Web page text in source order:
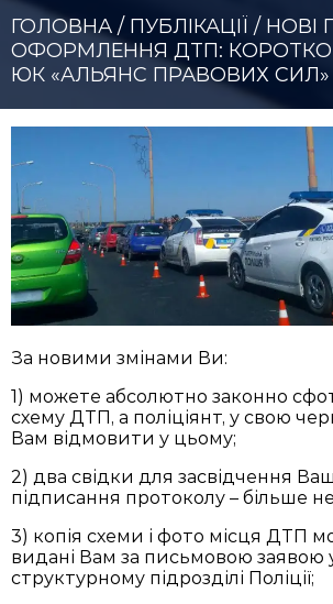
ГОЛОВНА / ПУБЛІКАЦІЇ / НОВІ
ОФОРМЛЕННЯ ДТП: КОРОТКО
ЮК «АЛЬЯНС ПРАВОВИХ СИЛ»
За новими змінами Ви:
1) можете абсолютно законно
схему ДТП, а поліціянт, у свою
Вам відмовити у цьому;
2) два свідки для засвідчення
підписання протоколу – більше не
3) копія схеми і фото місця ДТП
видані Вам за письмовою заявою
структурному підрозділі Поліції;